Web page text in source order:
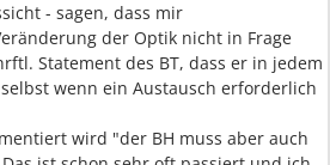
- sagen, dass mir
der Optik nicht in Frage
Statement des BT, dass er in jedem
wenn ein Austausch erforderlich
wird "der BH muss aber auch